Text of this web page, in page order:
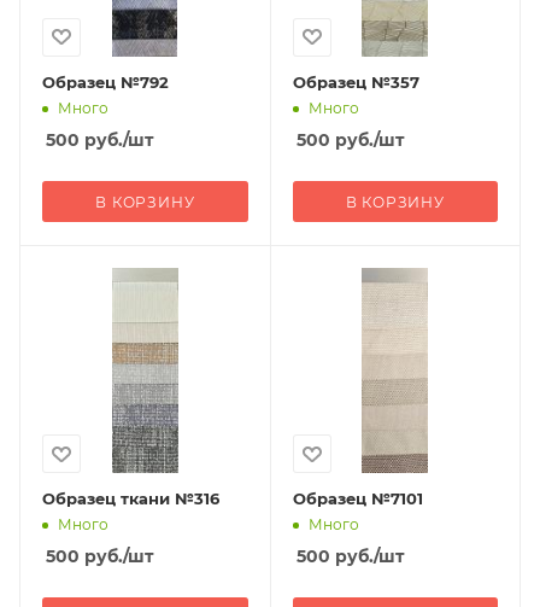
Образец №792
Много
500 руб./шт
В КОРЗИНУ
Образец №357
Много
500 руб./шт
В КОРЗИНУ
Образец ткани №316
Много
500 руб./шт
Образец №7101
Много
500 руб./шт